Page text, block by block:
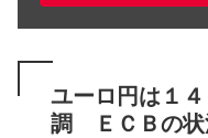
ユーロ円は１
調 ＥＣＢの状